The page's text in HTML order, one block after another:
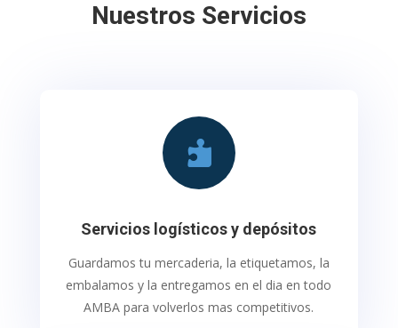
Nuestros Servicios

Servicios logísticos y depósitos
Guardamos tu mercaderia, la etiquetamos, la
embalamos y la entregamos en el dia en todo
AMBA para volverlos mas competitivos.